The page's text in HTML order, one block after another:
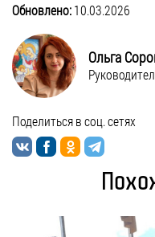
Обновлено:10.03.2026
Ольга
Поделиться в соц. сетях